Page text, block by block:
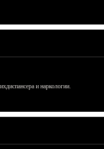
и наркологии.